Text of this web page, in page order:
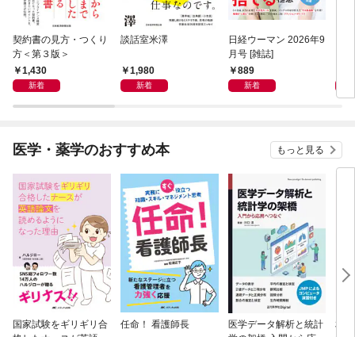
契約書の見方・つくり
方＜第３版＞
1,430
新着
談話室米澤
1,980
新着
日経ウーマン 2026年9
月号 [雑誌]
889
新着
医学・薬学のおすすめ本 もっと見る
国家試験をギリギリ合
任命！ 看護師長
医学データ解析と統計
相